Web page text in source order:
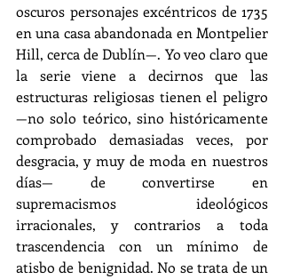
oscuros personajes excéntricos de 1735
en una casa abandonada en Montpelier
Hill, cerca de Dublín—. Yo veo claro que
la serie viene a decirnos que las
estructuras religiosas tienen el peligro
—no solo teórico, sino históricamente
comprobado demasiadas veces, por
desgracia, y muy de moda en nuestros
días— de convertirse en
supremacismos ideológicos
irracionales, y contrarios a toda
trascendencia con un mínimo de
atisbo de benignidad. No se trata de un